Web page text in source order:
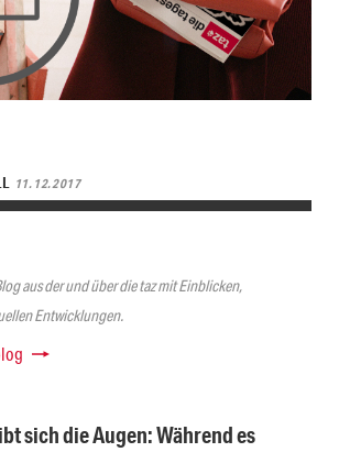
11.12.2017
aus der und über die taz mit Einblicken,
Entwicklungen.
sich die Augen: Während es